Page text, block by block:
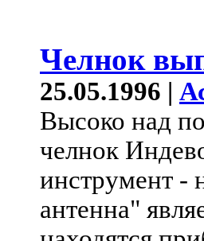
Челнок
25.05.1996 |
Высоко над
челнок
инструмент -
антенна"